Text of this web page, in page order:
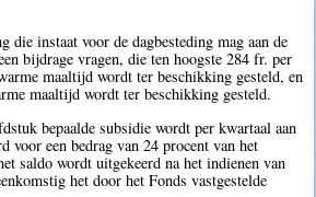
die instaat voor de dagbesteding mag aan de
bijdrage vragen, die ten hoogste 284 fr. per
maaltijd wordt ter beschikking gesteld, en
maaltijd wordt ter beschikking gesteld.
bepaalde subsidie wordt per kwartaal aan
voor een bedrag van 24 procent van het
saldo wordt uitgekeerd na het indienen van
het door het Fonds vastgestelde